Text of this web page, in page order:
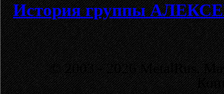
История группы
© 2003 - 2026 MetalRus.